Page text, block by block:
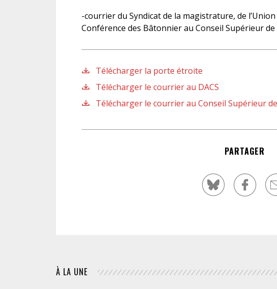
-courrier du Syndicat de la magistrature, de
Conférence des Bâtonnier au Conseil Supérieur
Télécharger la porte étroite
Télécharger le courrier au DACS
Télécharger le courrier au Conseil Supérieur
PARTAGER
À LA UNE